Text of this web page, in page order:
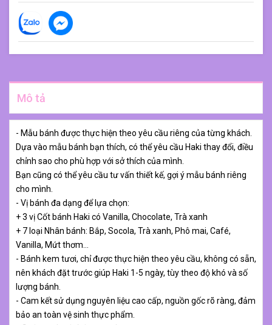
Mô tả
- Mẫu bánh được thực hiện theo yêu cầu riêng của từng khách.
Dựa vào mẫu bánh bạn thích, có thể yêu cầu Haki thay đổi, điều
chỉnh sao cho phù hợp với sở thích của mình.
Bạn cũng có thể yêu cầu tư vấn thiết kế, gợi ý mẫu bánh riêng
cho mình.
- Vị bánh đa dạng để lựa chọn:
+ 3 vị Cốt bánh Haki có Vanilla, Chocolate, Trà xanh
+ 7 loại Nhân bánh: Bắp, Socola, Trà xanh, Phô mai, Café,
Vanilla, Mứt thơm…
- Bánh kem tươi, chỉ được thực hiện theo yêu cầu, không có sẵn,
nên khách đặt trước giúp Haki 1-5 ngày, tùy theo độ khó và số
lượng bánh.
- Cam kết sử dụng nguyên liệu cao cấp, nguồn gốc rõ ràng, đảm
bảo an toàn vệ sinh thực phẩm.